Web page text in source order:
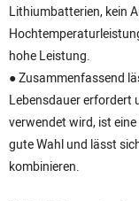
Lithiumbatterien, kein
hohe Leistung.
● Zusammenfassend
Lebensdauer erfordert
verwendet wird, ist
gute Wahl und lässt
kombinieren.